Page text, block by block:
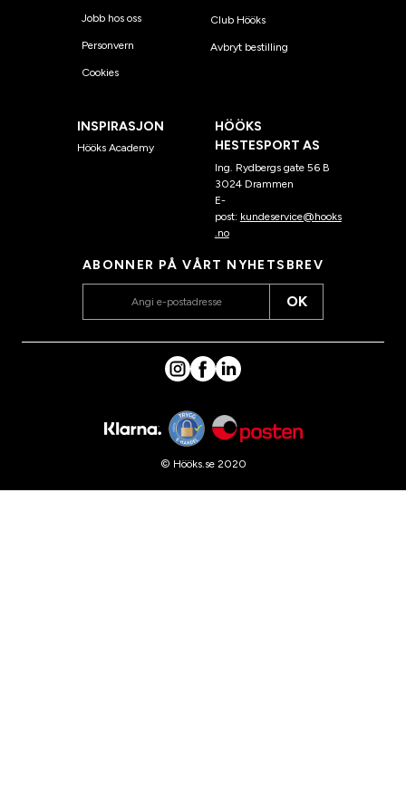
Jobb hos oss
Personvern
Cookies
Club Hööks
Avbryt bestilling
INSPIRASJON
Hööks Academy
HÖÖKS
HESTESPORT AS
Ing. Rydbergs gate 56 B
3024 Drammen
E-
post: kundeservice@hooks
.no
ABONNER PÅ VÅRT NYHETSBREV
OK
© Hööks.se 2020